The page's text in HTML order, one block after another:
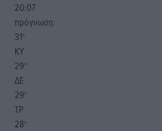
20:07
πρόγνωση:
31°
ΚΥ
29°
ΔΕ
29°
ΤΡ
28°